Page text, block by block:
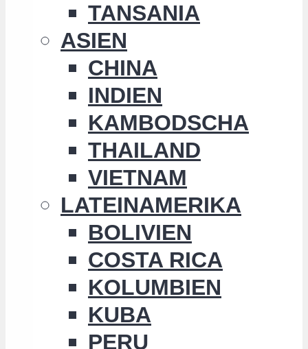
TANSANIA
ASIEN
CHINA
INDIEN
KAMBODSCHA
THAILAND
VIETNAM
LATEINAMERIKA
BOLIVIEN
COSTA RICA
KOLUMBIEN
KUBA
PERU